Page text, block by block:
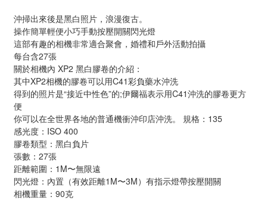
沖掃出來後是黑白照片，浪漫復古。
操作簡單輕便小巧手動按壓開關閃光燈
這部有趣的相機非常適合聚會，婚禮和戶外活動拍攝
每台含27張
關於相機內 XP2 黑白膠卷的介紹：
其中XP2相機的膠卷可以用C41彩負藥水沖洗
得到的照片是“接近中性色”的;伊爾福表示用C41沖洗的膠卷更方
便
你可以在全世界各地的普通機衝沖印店沖洗。 規格：135
感光度：ISO 400
膠卷類型：黑白負片
張數：27張
距離範圍：1M〜無限遠
閃光燈：內置（有效距離1M〜3M）有指示燈帶按壓開關
相機重量：90克